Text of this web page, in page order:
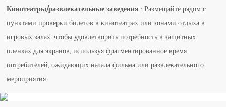
Кинотеатры/развлекательные заведения : Размещайте рядом с
пунктами проверки билетов в кинотеатрах или зонами отдыха в
игровых залах, чтобы удовлетворить потребность в защитных
пленках для экранов, используя фрагментированное время
потребителей, ожидающих начала фильма или развлекательного
мероприятия.